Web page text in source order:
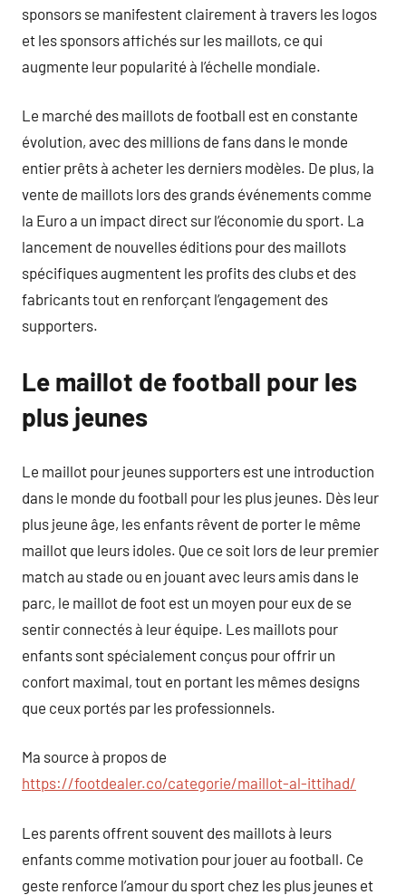
sponsors se manifestent clairement à travers les logos
et les sponsors affichés sur les maillots, ce qui
augmente leur popularité à l’échelle mondiale.
Le marché des maillots de football est en constante
évolution, avec des millions de fans dans le monde
entier prêts à acheter les derniers modèles. De plus, la
vente de maillots lors des grands événements comme
la Euro a un impact direct sur l’économie du sport. La
lancement de nouvelles éditions pour des maillots
spécifiques augmentent les profits des clubs et des
fabricants tout en renforçant l’engagement des
supporters.
Le maillot de football pour les
plus jeunes
Le maillot pour jeunes supporters est une introduction
dans le monde du football pour les plus jeunes. Dès leur
plus jeune âge, les enfants rêvent de porter le même
maillot que leurs idoles. Que ce soit lors de leur premier
match au stade ou en jouant avec leurs amis dans le
parc, le maillot de foot est un moyen pour eux de se
sentir connectés à leur équipe. Les maillots pour
enfants sont spécialement conçus pour offrir un
confort maximal, tout en portant les mêmes designs
que ceux portés par les professionnels.
Ma source à propos de
https://footdealer.co/categorie/maillot-al-ittihad/
Les parents offrent souvent des maillots à leurs
enfants comme motivation pour jouer au football. Ce
geste renforce l’amour du sport chez les plus jeunes et